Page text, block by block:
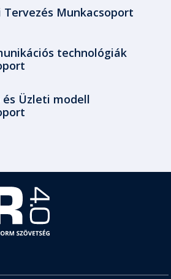
Munkacsoport
technológiák
és Üzleti modell